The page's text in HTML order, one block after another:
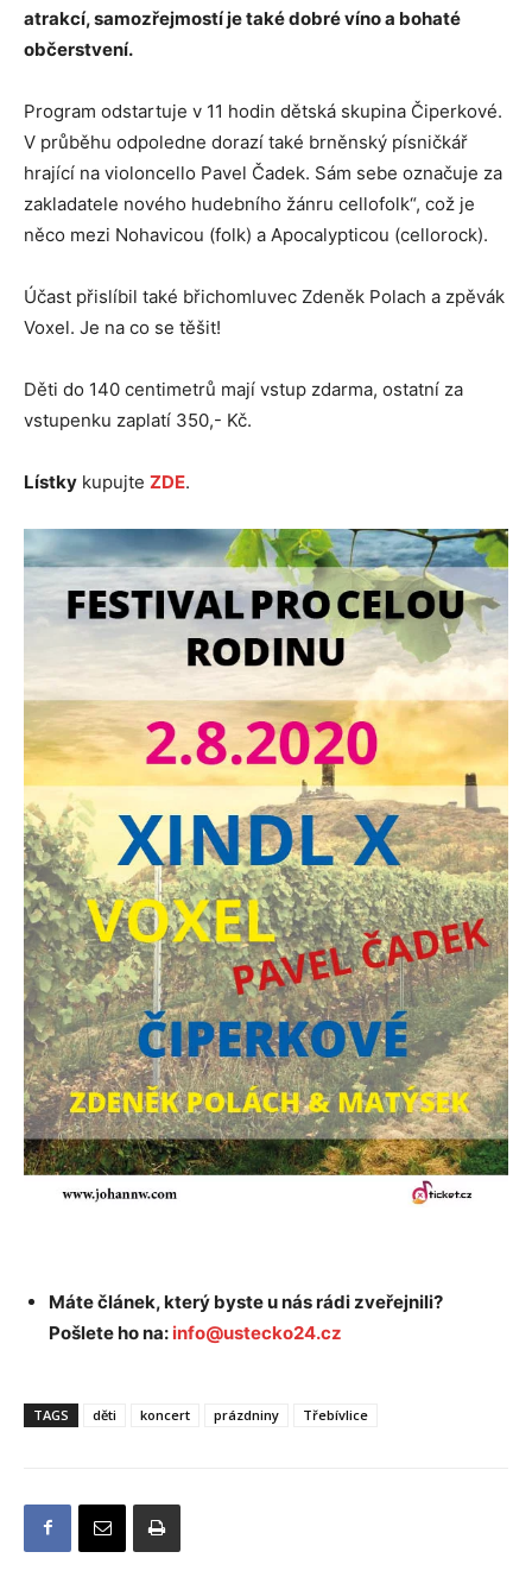
atrakcí, samozřejmostí je také dobré víno a bohaté
občerstvení.
Program odstartuje v 11 hodin dětská skupina Čiperkové.
V průběhu odpoledne dorazí také brněnský písničkář
hrající na violoncello Pavel Čadek. Sám sebe označuje za
zakladatele nového hudebního žánru cellofolk“, což je
něco mezi Nohavicou (folk) a Apocalypticou (cellorock).
Účast přislíbil také břichomluvec Zdeněk Polach a zpěvák
Voxel. Je na co se těšit!
Děti do 140 centimetrů mají vstup zdarma, ostatní za
vstupenku zaplatí 350,- Kč.
Lístky kupujte ZDE.
Máte článek, který byste u nás rádi zveřejnili?
Pošlete ho na: info@ustecko24.cz
TAGS děti koncert prázdniny Třebívlice